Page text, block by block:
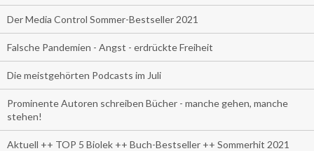
Der Media Control Sommer-Bestseller 2021
Falsche Pandemien - Angst - erdrückte Freiheit
Die meistgehörten Podcasts im Juli
Prominente Autoren schreiben Bücher - manche gehen, manche
stehen!
Aktuell ++ TOP 5 Biolek ++ Buch-Bestseller ++ Sommerhit 2021